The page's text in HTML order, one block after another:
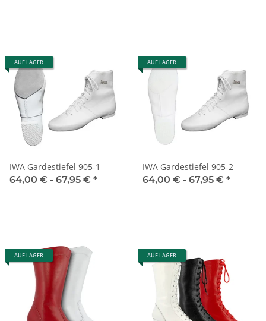
AUF LAGER
IWA Gardestiefel 905-1
64,00 € - 67,95 € *
AUF LAGER
IWA Gardestiefel 905-2
64,00 € - 67,95 € *
AUF LAGER AUF LAGER